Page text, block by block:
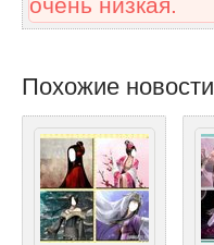
очень низкая.
Похожие новости